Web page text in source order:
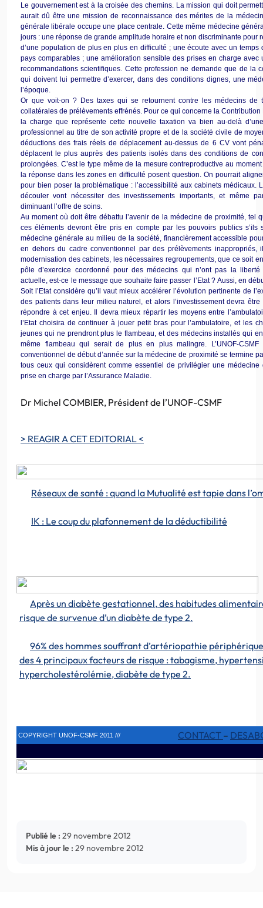
Le gouvernement est à la croisée des chemins. La mission qui doit
aurait dû être une mission de reconnaissance des mérites de la
générale libérale occupe une place centrale. Cette même médecine
jours : une réponse de grande amplitude horaire et non discriminante pour
d’une population de plus en plus en difficulté ; une écoute avec un
pays comparables ; une amélioration sensible des prises en charge avec
recommandations scientifiques. Cette profession ne demande que de la
qui doivent lui permettre d’exercer, dans des conditions dignes, une
l’époque.
Or que voit-on ? Des taxes qui se retournent contre les médecins de
collatérales de prélèvements effrénés. Pour ce qui concerne la
la charge que représente cette nouvelle taxation va bien au-delà
professionnel au titre de son activité propre et de la société civile de
déductions des frais réels de déplacement au-dessus de 6 CV vont
déplacent le plus auprès des patients isolés dans des conditions de
prolongées. C’est le type même de la mesure contreproductive au
la réponse dans les zones en difficulté posent question. On pourrait
pour bien poser la problématique : l’accessibilité aux cabinets médicaux.
découler vont nécessiter des investissements importants, et même
diminuant l’offre de soins.
Au moment où doit être débattu l’avenir de la médecine de proximité, tel
ces éléments devront être pris en compte par les pouvoirs publics s’ils
médecine générale au milieu de la société, financièrement accessible
en dehors du cadre conventionnel par des prélèvements
modernisation des cabinets, les nécessaires regroupements, que ce soit
pôle d’exercice coordonné pour des médecins qui n’ont pas la
actuelle, est-ce le message que souhaite faire passer l’Etat ? Aussi, en
Soit l’Etat considère qu’il vaut mieux accélérer l’évolution pertinente de
des patients dans leur milieu naturel, et alors l’investissement devra
répondre à cet enjeu. Il devra mieux répartir les moyens entre
l’Etat choisira de continuer à jouer petit bras pour l’ambulatoire, et les
jeunes qui ne prendront plus le flambeau, et des médecins installés qui
même flambeau qui serait de plus en plus malingre. L’UNOF-
conventionnel de début d’année sur la médecine de proximité se termine
tous ceux qui considèrent comme essentiel de privilégier une médecine
prise en charge par l’Assurance Maladie.
Dr Michel COMBIER, Président de l’UNOF-CSMF
> REAGIR A CET EDITORIAL <
Réseaux de santé : quand la Mutualité est tapie dans
IK : Le coup du plafonnement de la déductibilité
Après un diabète gestationnel, des habitudes
risque de survenue d’un diabète de type 2.
96% des hommes souffrant d’artériopathie
des 4 principaux facteurs de risque : tabagisme,
hypercholestérolémie, diabète de type 2.
COPYRIGHT UNOF-CSMF 2011 /// CONTACT –
Publié le : 29 novembre 2012
Mis à jour le : 29 novembre 2012